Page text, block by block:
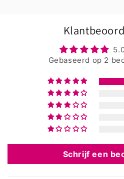
Gebaseerd op 2
Schrijf een